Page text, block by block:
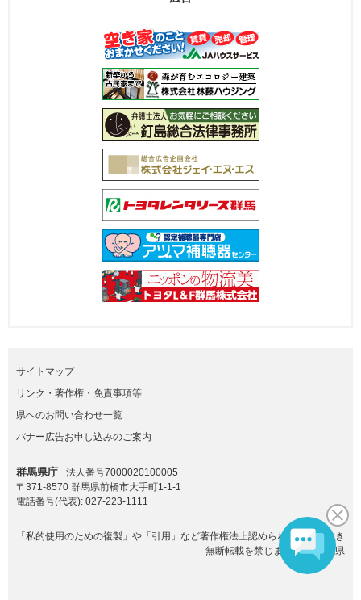
サイトマップ
リンク・著作権・免責事項等
県へのお問い合わせ一覧
バナー広告お申し込みのご案内
群馬県庁
法人番号7000020100005
〒371-8570 群馬県前橋市大手町1-1-1
電話番号(代表): 027-223-1111
「私的使用のための複製」や「引用」など著作権法上認められた場合を除き
無断転載を禁じます。(C)群馬県